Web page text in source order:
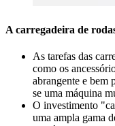
A carregadeira de
As tarefas das
como os
abrangente e bem
se uma máquina
O investimento
uma ampla gama